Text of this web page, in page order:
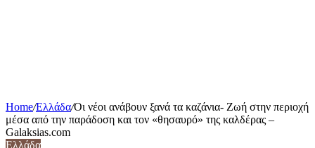
Home/Ελλάδα/Οι νέοι ανάβουν ξανά τα καζάνια- Ζωή στην περιοχή
μέσα από την παράδοση και τον «θησαυρό» της καλδέρας –
Galaksias.com
Ελλάδα